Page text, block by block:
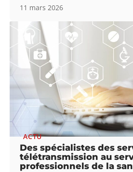
11 mars 2026
ACTU
Des spécialistes des
télétransmission au
professionnels de la